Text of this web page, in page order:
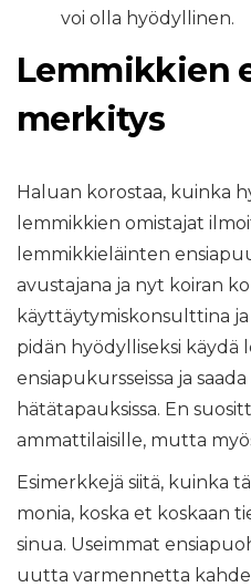
voi olla hyödyllinen.
Lemmikkien
merkitys
Haluan korostaa, kuinka
lemmikkien omistajat
lemmikkieläinten
avustajana ja nyt koiran
käyttäytymiskonsulttina
pidän hyödylliseksi käydä
ensiapukursseissa ja
hätätapauksissa. En
ammattilaisille, mutta
Esimerkkejä siitä, kuinka
monia, koska et koskaan
sinua. Useimmat
uutta varmennetta